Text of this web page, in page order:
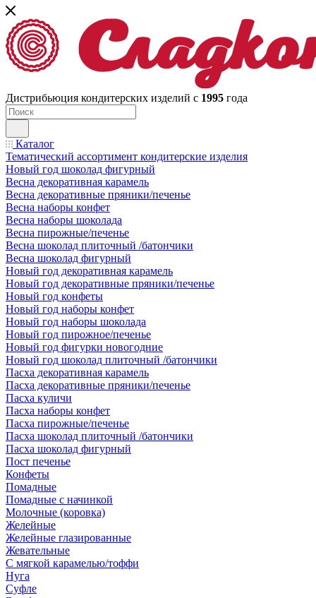
Дистрибьюция кондитерских изделий с 1995 года
Каталог
Тематический ассортимент кондитерские изделия
Новый год шоколад фигурный
Весна декоративная карамель
Весна декоративные пряники/печенье
Весна наборы конфет
Весна наборы шоколада
Весна пирожные/печенье
Весна шоколад плиточный /батончики
Весна шоколад фигурный
Новый год декоративная карамель
Новый год декоративные пряники/печенье
Новый год конфеты
Новый год наборы конфет
Новый год наборы шоколада
Новый год пирожное/печенье
Новый год фигурки новогодние
Новый год шоколад плиточный /батончики
Пасха декоративная карамель
Пасха декоративные пряники/печенье
Пасха куличи
Пасха наборы конфет
Пасха пирожные/печенье
Пасха шоколад плиточный /батончики
Пасха шоколад фигурный
Пост печенье
Конфеты
Помадные
Помадные с начинкой
Молочные (коровка)
Желейные
Желейные глазированные
Жевательные
С мягкой карамелью/тоффи
Нуга
Суфле